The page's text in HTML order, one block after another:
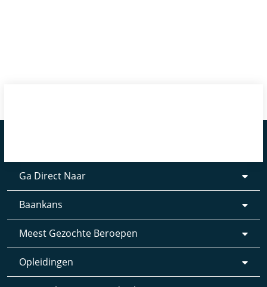
Ga Direct Naar
Baankans
Meest Gezochte Beroepen
Opleidingen